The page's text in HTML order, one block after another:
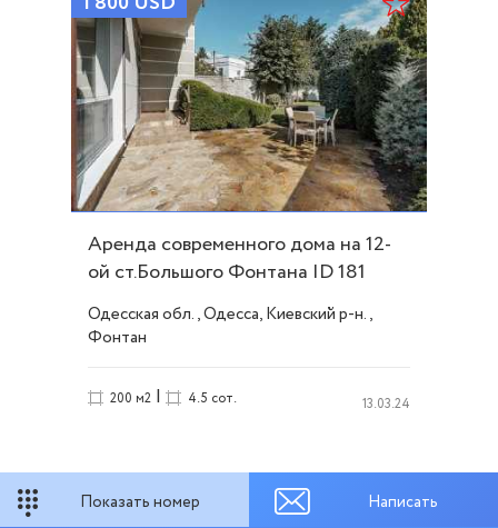
Аренда современного дома на 12-
ой ст.Большого Фонтана ID 181
Одесская обл., Одесса, Киевский р-н.,
Фонтан
200 м2 | 4.5 сот. 13.03.24
Показать номер Написать